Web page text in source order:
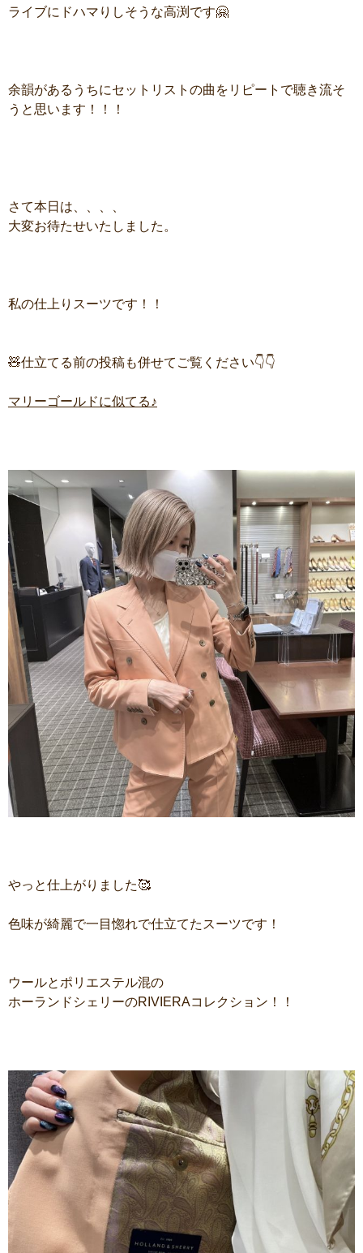
ライブにドハマりしそうな高渕です🤗
余韻があるうちにセットリストの曲をリピートで聴き流そ
うと思います！！！
さて本日は、、、、
大変お待たせいたしました。
私の仕上りスーツです！！
🧸仕立てる前の投稿も併せてご覧ください👇👇
マリーゴールドに似てる♪
やっと仕上がりました🥰
色味が綺麗で一目惚れで仕立てたスーツです！
ウールとポリエステル混の
ホーランドシェリーのRIVIERAコレクション！！